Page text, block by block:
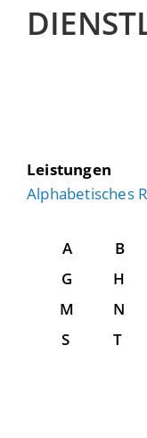
Leistungen
Alphabetisches
A B
G
H
M
N
S
T